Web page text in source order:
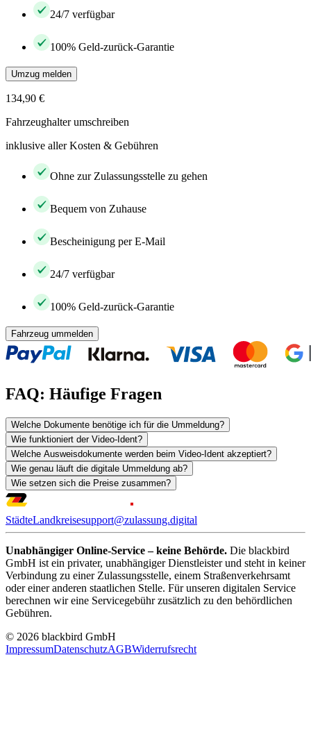
24/7 verfügbar
100% Geld-zurück-Garantie
Umzug melden
134,90 €
Fahrzeughalter umschreiben
inklusive aller Kosten & Gebühren
Ohne zur Zulassungsstelle zu gehen
Bequem von Zuhause
Bescheinigung per E-Mail
24/7 verfügbar
100% Geld-zurück-Garantie
Fahrzeug ummelden
FAQ: Häufige Fragen
Welche Dokumente benötige ich für die Ummeldung?
Wie funktioniert der Video-Ident?
Welche Ausweisdokumente werden beim Video-Ident akzeptiert?
Wie genau läuft die digitale Ummeldung ab?
Wie setzen sich die Preise zusammen?
StädteLandkreisesupport@zulassung.digital
Unabhängiger Online-Service – keine Behörde. Die blackbird
GmbH ist ein privater, unabhängiger Dienstleister und steht in keiner
Verbindung zu einer Zulassungsstelle, einem Straßenverkehrsamt
oder einer anderen staatlichen Stelle. Für unseren digitalen Service
berechnen wir eine Servicegebühr zusätzlich zu den behördlichen
Gebühren.
© 2026 blackbird GmbH
ImpressumDatenschutzAGBWiderrufsrecht